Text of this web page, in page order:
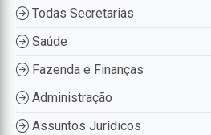
Todas Secretarias
Saúde
Fazenda e Finanças
Administração
Assuntos Jurídicos